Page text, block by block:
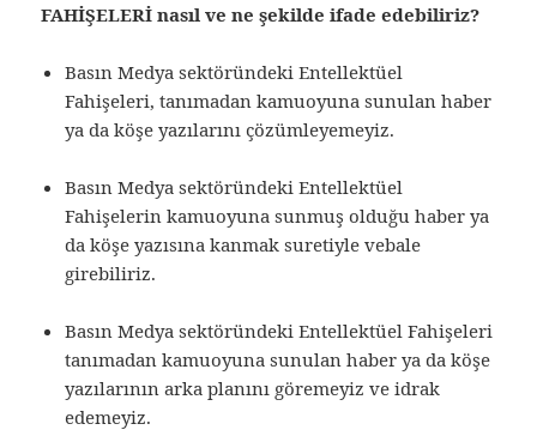
FAHİŞELERİ nasıl ve ne şekilde ifade edebiliriz?
Basın Medya sektöründeki Entellektüel
Fahişeleri, tanımadan kamuoyuna sunulan haber
ya da köşe yazılarını çözümleyemeyiz.
Basın Medya sektöründeki Entellektüel
Fahişelerin kamuoyuna sunmuş olduğu haber ya
da köşe yazısına kanmak suretiyle vebale
girebiliriz.
Basın Medya sektöründeki Entellektüel Fahişeleri
tanımadan kamuoyuna sunulan haber ya da köşe
yazılarının arka planını göremeyiz ve idrak
edemeyiz.